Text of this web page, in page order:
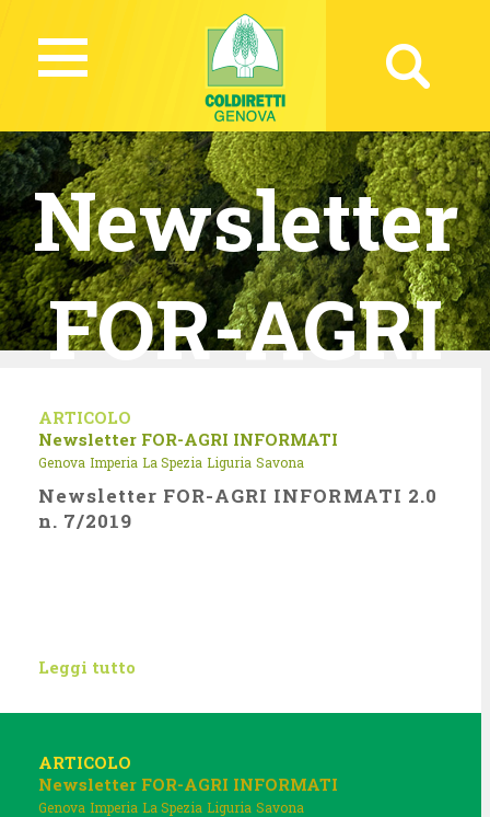
Newsletter
FOR-AGRI
INFORMAT
ARTICOLO
Newsletter FOR-AGRI INFORMATI
Genova Imperia La Spezia Liguria Savona
Newsletter FOR-AGRI INFORMATI 2.0
n. 7/2019
Leggi tutto
ARTICOLO
Newsletter FOR-AGRI INFORMATI
Genova Imperia La Spezia Liguria Savona